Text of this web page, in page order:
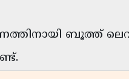
ബൂത്ത്